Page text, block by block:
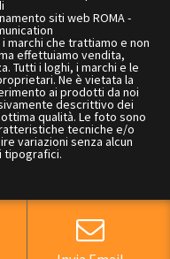
siti web ROMA-
marchi che trattiamo e non
effettuiamo vendita,
Tutti i loghi, i marchi e le
Ne è vietata la
ai prodotti da noi
descrittivo dei
qualità. Le foto sono
tecniche e/o
variazioni senza alcun
tipografici.